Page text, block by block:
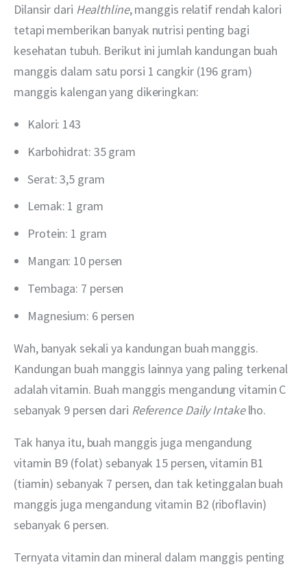
Dilansir dari Healthline, manggis relatif rendah kalori
tetapi memberikan banyak nutrisi penting bagi
kesehatan tubuh. Berikut ini jumlah kandungan buah
manggis dalam satu porsi 1 cangkir (196 gram)
manggis kalengan yang dikeringkan:
Kalori: 143
Karbohidrat: 35 gram
Serat: 3,5 gram
Lemak: 1 gram
Protein: 1 gram
Mangan: 10 persen
Tembaga: 7 persen
Magnesium: 6 persen
Wah, banyak sekali ya kandungan buah manggis.
Kandungan buah manggis lainnya yang paling terkenal
adalah vitamin. Buah manggis mengandung vitamin C
sebanyak 9 persen dari Reference Daily Intake lho.
Tak hanya itu, buah manggis juga mengandung
vitamin B9 (folat) sebanyak 15 persen, vitamin B1
(tiamin) sebanyak 7 persen, dan tak ketinggalan buah
manggis juga mengandung vitamin B2 (riboflavin)
sebanyak 6 persen.
Ternyata vitamin dan mineral dalam manggis penting